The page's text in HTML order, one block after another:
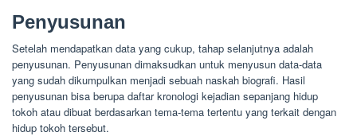
Penyusunan
Setelah mendapatkan data yang cukup, tahap selanjutnya adalah
penyusunan. Penyusunan dimaksudkan untuk menyusun data-data
yang sudah dikumpulkan menjadi sebuah naskah biografi. Hasil
penyusunan bisa berupa daftar kronologi kejadian sepanjang hidup
tokoh atau dibuat berdasarkan tema-tema tertentu yang terkait dengan
hidup tokoh tersebut.